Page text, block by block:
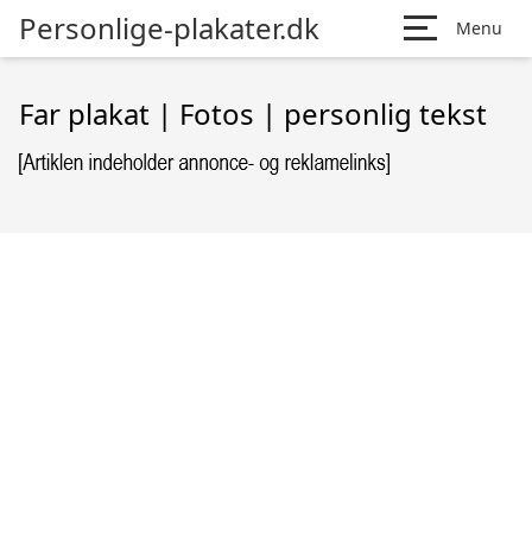
Personlige-plakater.dk Menu
Far plakat | Fotos | personlig tekst